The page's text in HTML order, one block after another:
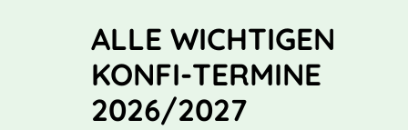
ALLE WICHTIGEN
KONFI-TERMINE
2026/2027